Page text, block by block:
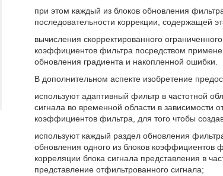
при этом каждый из блоков обновления
последовательности коррекции, содержащей
вычисления скорректированного
коэффициентов фильтра посредством
обновления градиента и накопленной ошибки.
В дополнительном аспекте изобретение
используют адаптивный фильтр в частотной
сигнала во временной области в зависимости
коэффициентов фильтра, для того чтобы
используют каждый раздел обновления
обновления одного из блоков коэффициентов
корреляции блока сигнала представления в
представление отфильтрованного сигнала;